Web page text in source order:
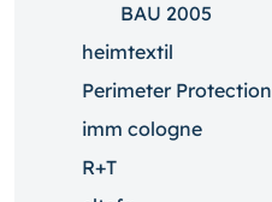
BAU 2005
heimtextil
Perimeter Protection
imm cologne
R+T